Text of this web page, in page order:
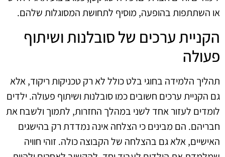
או השתתפות בהופעה, מוסיף לתחושת המסוגלות שלהם.
הקניית ערכים של סובלנות ושיתוף
פעולה
תהליך הלמידה בחוגי בלט כולל לא רק טכניקות ריקוד, אלא
גם הקניית ערכים חשובים כמו סובלנות ושיתוף פעולה. ילדים
לומדים לעזור אחד לשני במהלך החזרות, לתמוך ולשבח את
חבריהם. הם מבינים כי הצלחה אינה נמדדת רק בהישגים
האישיים, אלא גם בהצלחה של הקבוצה כולה. זוהי חוויה